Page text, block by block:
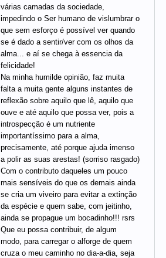
várias camadas da sociedade,
impedindo o Ser humano de vislumbrar o
que sem esforço é possível ver quando
se é dado a sentir/ver com os olhos da
alma... e aí se chega à essencia da
felicidade!
Na minha humilde opinião, faz muita
falta a muita gente alguns instantes de
reflexão sobre aquilo que lê, aquilo que
ouve e até aquilo que possa ver, pois a
introspecção é um nutriente
importantíssimo para a alma,
precisamente, até porque ajuda imenso
a polir as suas arestas! (sorriso rasgado)
Com o contributo daqueles um pouco
mais sensíveis do que os demais ainda
se cria um viveiro para evitar a extinção
da espécie e quem sabe, com jeitinho,
ainda se propague um bocadinho!!! rsrs
Que eu possa contribuir, de algum
modo, para carregar o alforge de quem
cruza o meu caminho no dia-a-dia, seja